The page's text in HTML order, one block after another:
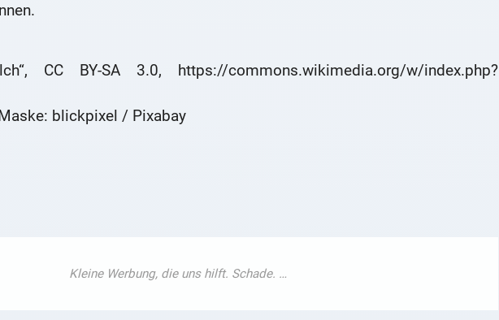
CC BY-SA 3.0, https://commons.wikimedia.org/w/index.php?
blickpixel / Pixabay